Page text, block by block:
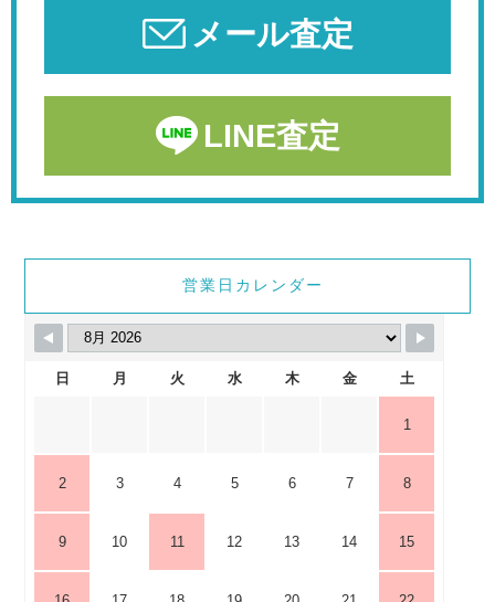
メール査定
LINE査定
営業日カレンダー
日 月 火 水 木 金 土
1
2 3 4 5 6 7 8
9 10 11 12 13 14 15